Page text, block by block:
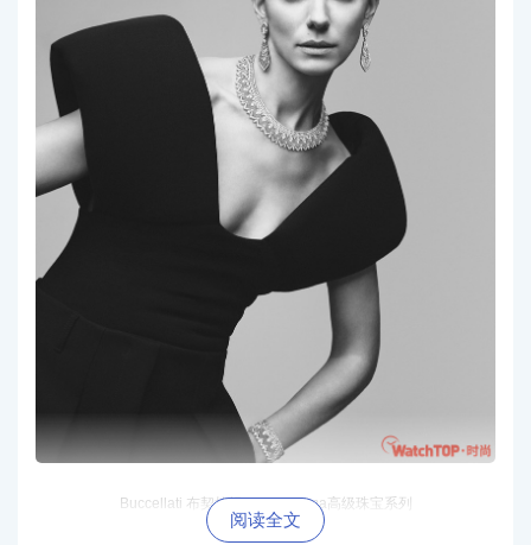
Buccellati 布契拉提 Serenissima高级珠宝系列
阅读全文